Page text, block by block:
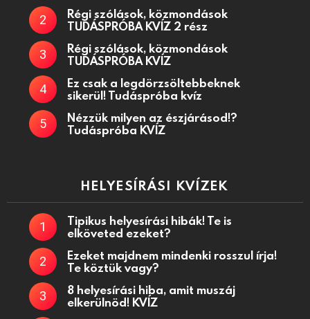
Régi szólások, közmondások
TUDÁSPRÓBA KVÍZ 2 rész
Régi szólások, közmondások
TUDÁSPRÓBA KVÍZ
Ez csak a legdörzsöltebbeknek
sikerül! Tudáspróba kvíz
Nézzük milyen az észjárásod!?
Tudáspróba KVÍZ
HELYESÍRÁSI KVÍZEK
Tipikus helyesírási hibák! Te is
elköveted ezeket?
Ezeket majdnem mindenki rosszul írja!
Te köztük vagy?
8 helyesírási hiba, amit muszáj
elkerülnöd! KVÍZ